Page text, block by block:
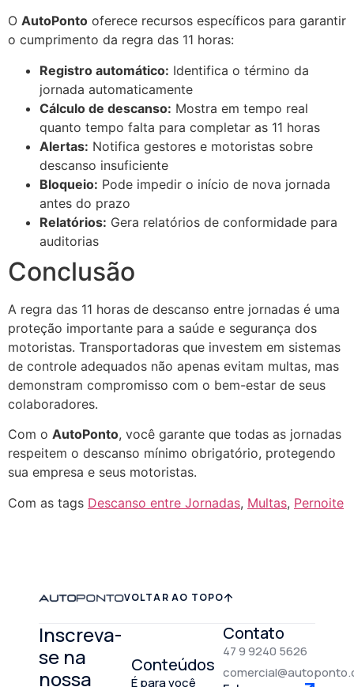
O AutoPonto oferece recursos específicos para garantir
o cumprimento da regra das 11 horas:
Registro automático: Identifica o término da
jornada automaticamente
Cálculo de descanso: Mostra em tempo real
quanto tempo falta para completar as 11 horas
Alertas: Notifica gestores e motoristas sobre
descanso insuficiente
Bloqueio: Pode impedir o início de nova jornada
antes do prazo
Relatórios: Gera relatórios de conformidade para
auditorias
Conclusão
A regra das 11 horas de descanso entre jornadas é uma
proteção importante para a saúde e segurança dos
motoristas. Transportadoras que investem em sistemas
de controle adequados não apenas evitam multas, mas
demonstram compromisso com o bem-estar de seus
colaboradores.
Com o AutoPonto, você garante que todas as jornadas
respeitem o descanso mínimo obrigatório, protegendo
sua empresa e seus motoristas.
Com as tags Descanso entre Jornadas, Multas, Pernoite
VOLTAR AO TOPO
Inscreva-
se na
nossa
Conteúdos
É para você
Contato
47 9 9240 5626